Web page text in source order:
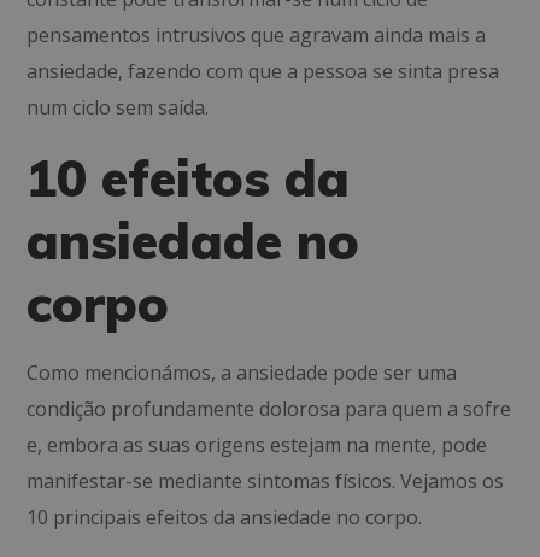
pensamentos intrusivos que agravam ainda mais a
ansiedade, fazendo com que a pessoa se sinta presa
num ciclo sem saída.
10 efeitos da
ansiedade no
corpo
Como mencionámos, a ansiedade pode ser uma
condição profundamente dolorosa para quem a sofre
e, embora as suas origens estejam na mente, pode
manifestar-se mediante sintomas físicos. Vejamos os
10 principais efeitos da ansiedade no corpo.